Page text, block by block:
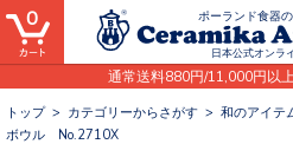
ポーランド食器
日本公式オンラ
通常送料880円/11,000円以
0
トップ> カテゴリーからさがす > 和のアイテ
ボウル No.2710X